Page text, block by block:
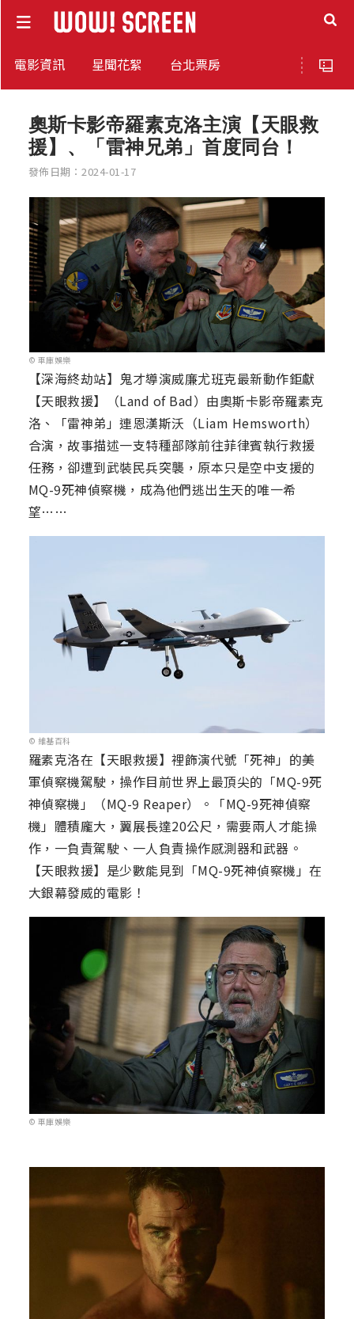
電影資訊 星聞花絮 台北票房
奧斯卡影帝羅素克洛主演【天眼救
援】、「雷神兄弟」首度同台！
發佈日期：2024-01-17
© 車庫娛樂
【深海終劫站】鬼才導演威廉尤班克最新動作鉅獻
【天眼救援】（Land of Bad）由奧斯卡影帝羅素克
洛、「雷神弟」連恩漢斯沃（Liam Hemsworth）
合演，故事描述一支特種部隊前往菲律賓執行救援
任務，卻遭到武裝民兵突襲，原本只是空中支援的
MQ-9死神偵察機，成為他們逃出生天的唯一希
望……
© 維基百科
羅素克洛在【天眼救援】裡飾演代號「死神」的美
軍偵察機駕駛，操作目前世界上最頂尖的「MQ-9死
神偵察機」（MQ-9 Reaper）。「MQ-9死神偵察
機」體積龐大，翼展長達20公尺，需要兩人才能操
作，一負責駕駛、一人負責操作感測器和武器。
【天眼救援】是少數能見到「MQ-9死神偵察機」在
大銀幕發威的電影！
© 車庫娛樂